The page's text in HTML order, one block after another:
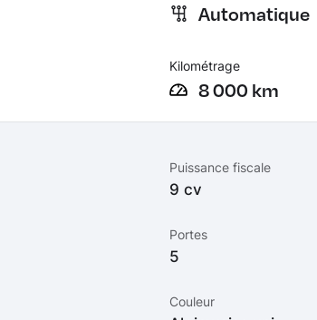
Automatique
Kilométrage
8 000 km
Puissance fiscale
9 cv
Portes
5
Couleur